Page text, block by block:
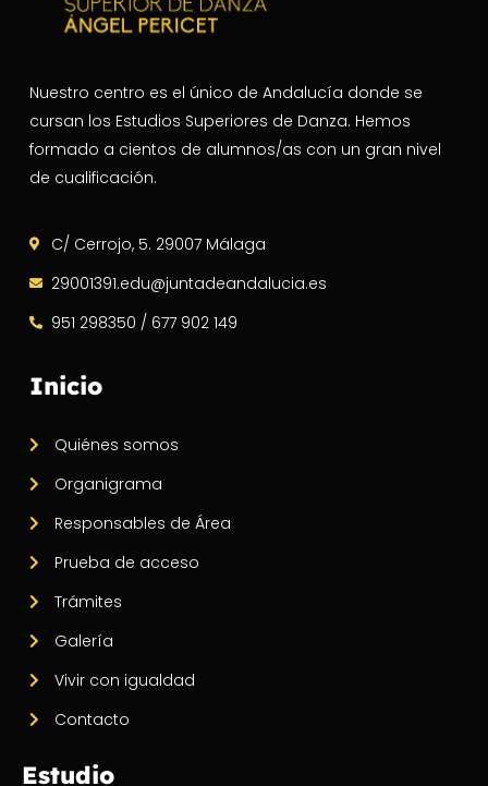
Nuestro centro es el único de Andalucía donde se
cursan los Estudios Superiores de Danza. Hemos
formado a cientos de alumnos/as con un gran nivel
de cualificación.
C/ Cerrojo, 5. 29007 Málaga
29001391.edu@juntadeandalucia.es
951 298350 / 677 902 149
Inicio
Quiénes somos
Organigrama
Responsables de Área
Prueba de acceso
Trámites
Galería
Vivir con igualdad
Contacto
Estudio